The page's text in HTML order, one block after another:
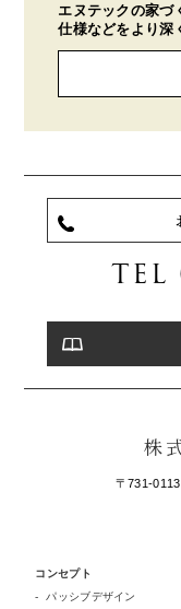
エヌテックの家づ
仕様などをより深
TEL
株
〒731-
コンセプト
パッシブデザイン